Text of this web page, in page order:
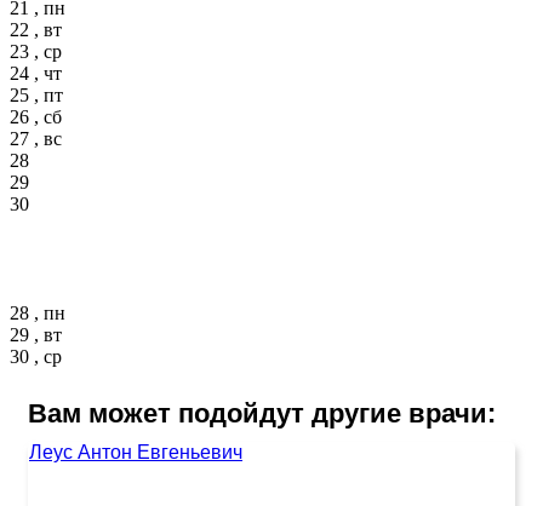
21 , пн
22 , вт
23 , ср
24 , чт
25 , пт
26 , сб
27 , вс
28
29
30
28 , пн
29 , вт
30 , ср
Вам может подойдут другие врачи:
Леус Антон Евгеньевич